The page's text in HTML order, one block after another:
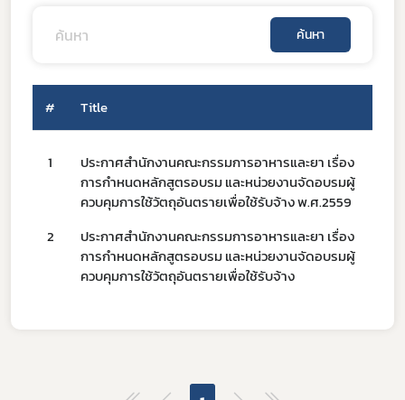
ค้นหา
# Title
1
ประกาศสำนักงานคณะกรรมการอาหารและยา เรื่อง
การกำหนดหลักสูตรอบรม และหน่วยงานจัดอบรมผู้
ควบคุมการใช้วัตถุอันตรายเพื่อใช้รับจ้าง พ.ศ.2559
2
ประกาศสำนักงานคณะกรรมการอาหารและยา เรื่อง
การกำหนดหลักสูตรอบรม และหน่วยงานจัดอบรมผู้
ควบคุมการใช้วัตถุอันตรายเพื่อใช้รับจ้าง
covid
ผู้ประกอบการณ์
พรบ